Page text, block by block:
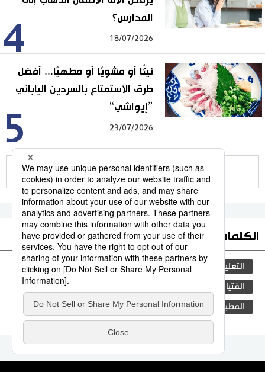
4
المدارس؟
18/07/2026
5
نيئًا أو مشويًا أو مطهيًا... أفضل
طرق الاستمتاع بالسردين الياباني
”إيواشي“
23/07/2026
للمزيد
الكلمات الأكثر بحثا
التعليم الياباني مجتمع الجنس طوكيو
الفتيات فن
المطبخ الياباني